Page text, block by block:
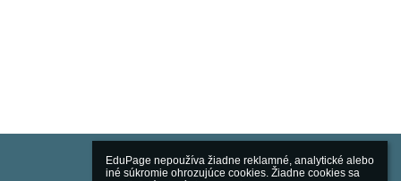
EduPage nepoužíva žiadne reklamné, analytické alebo
iné súkromie ohrozujúce cookies. Žiadne cookies sa